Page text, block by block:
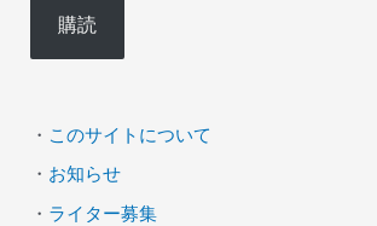
ド
ス
購読
・ このサイトについて
・ お知らせ
・ ライター募集